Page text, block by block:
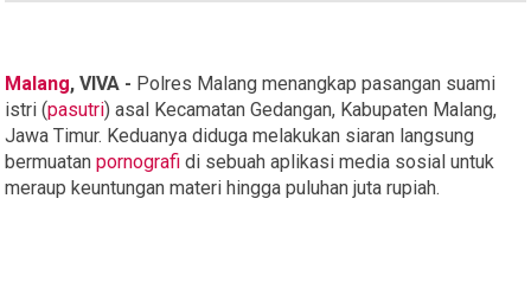
Malang, VIVA - Polres Malang menangkap pasangan suami
istri (pasutri) asal Kecamatan Gedangan, Kabupaten Malang,
Jawa Timur. Keduanya diduga melakukan siaran langsung
bermuatanpornografi di sebuah aplikasi media sosial untuk
meraup keuntungan materi hingga puluhan juta rupiah.